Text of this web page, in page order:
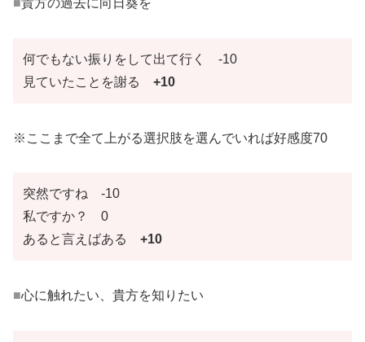
■貴方の過去に向日葵を
何でもない振りをして出て行く -10
見ていたことを謝る +10
※ここまで全て上がる選択肢を選んでいれば好感度70
突然ですね -10
私ですか？ 0
あると言えばある +10
■心に触れたい、貴方を知りたい